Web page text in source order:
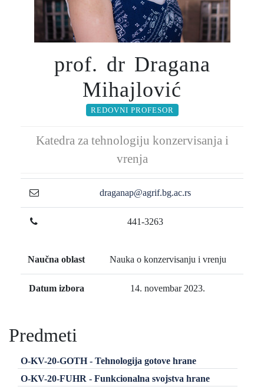
prof. dr Dragana
Mihajlović
REDOVNI PROFESOR
Katedra za tehnologiju konzervisanja i
vrenja
draganap@agrif.bg.ac.rs
441-3263
Naučna oblast Nauka o konzervisanju i vrenju
Datum izbora 14. novembar 2023.
Predmeti
O-KV-20-GOTH - Tehnologija gotove hrane
O-KV-20-FUHR - Funkcionalna svojstva hrane